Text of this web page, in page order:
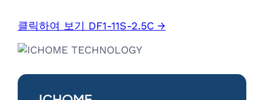
클릭하여 보기 DF1-11S-2.5C →